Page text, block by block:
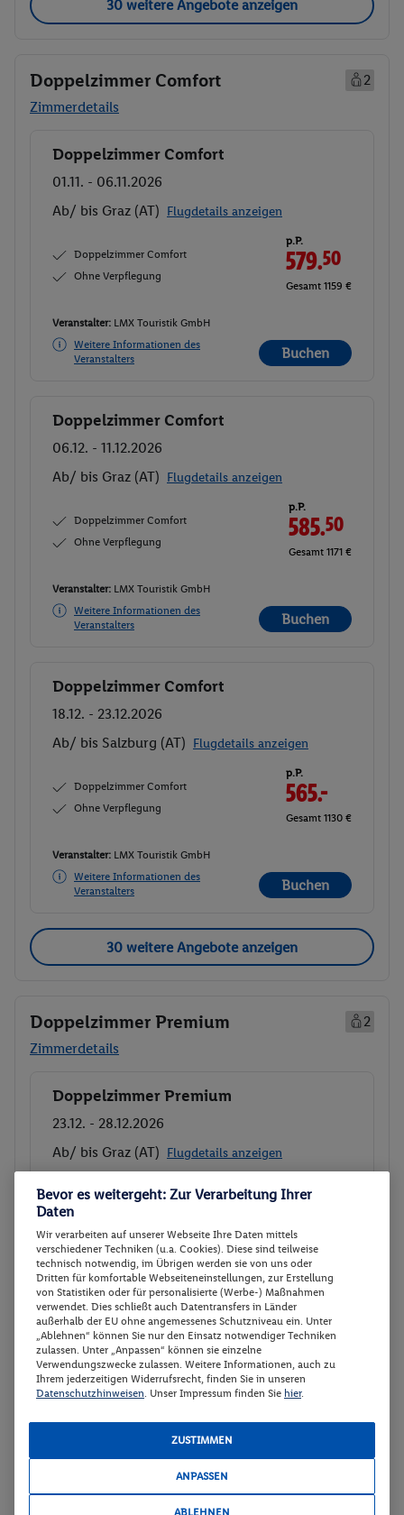
30 weitere Angebote anzeigen
Doppelzimmer Comfort
2
Zimmerdetails
Buchen
Doppelzimmer Comfort
01.11. - 06.11.2026
Ab/ bis Graz (AT) Flugdetails anzeigen
Doppelzimmer Comfort
Ohne Verpflegung
p.P.
579.50
Gesamt 1159 €
Veranstalter: LMX Touristik GmbH
Weitere Informationen des
Veranstalters
Buchen
Buchen
Doppelzimmer Comfort
06.12. - 11.12.2026
Ab/ bis Graz (AT) Flugdetails anzeigen
Doppelzimmer Comfort
Ohne Verpflegung
p.P.
585.50
Gesamt 1171 €
Veranstalter: LMX Touristik GmbH
Weitere Informationen des
Veranstalters
Buchen
Buchen
Doppelzimmer Comfort
18.12. - 23.12.2026
Ab/ bis Salzburg (AT) Flugdetails anzeigen
Doppelzimmer Comfort
Ohne Verpflegung
p.P.
565.-
Gesamt 1130 €
Veranstalter: LMX Touristik GmbH
Weitere Informationen des
Veranstalters
Buchen
30 weitere Angebote anzeigen
Doppelzimmer Premium
2
Zimmerdetails
Buchen
Doppelzimmer Premium
23.12. - 28.12.2026
Ab/ bis Graz (AT) Flugdetails anzeigen
Doppelzimmer Premium
627.
Gesamt 1255 €
Veranstalter:LMX Touristik GmbH
Weitere Informationen des
Veranstalters
Buchen
Buchen
Doppelzimmer Premium
08.11. - 13.11.2026
Ab/ bis Salzburg (AT) Flugdetails anzeigen
Doppelzimmer Premium
50
Gesamt 1321 €
Bevor es weitergeht: Zur Verarbeitung Ihrer
Daten
Wir verarbeiten auf unserer Webseite Ihre Daten mittels
verschiedener Techniken (u.a. Cookies). Diese sind teilweise
technisch notwendig, im Übrigen werden sie von uns oder
Dritten für komfortable Webseiteneinstellungen, zur Erstellung
von Statistiken oder für personalisierte (Werbe-) Maßnahmen
verwendet. Dies schließt auch Datentransfers in Länder
außerhalb der EU ohne angemessenes Schutzniveau ein. Unter
„Ablehnen“ können Sie nur den Einsatz notwendiger Techniken
zulassen. Unter „Anpassen“ können sie einzelne
Verwendungszwecke zulassen. Weitere Informationen, auch zu
Ihrem jederzeitigen Widerrufsrecht, finden Sie in unseren
Datenschutzhinweisen. Unser Impressum finden Sie hier.
ZUSTIMMEN
ANPASSEN
ABLEHNEN